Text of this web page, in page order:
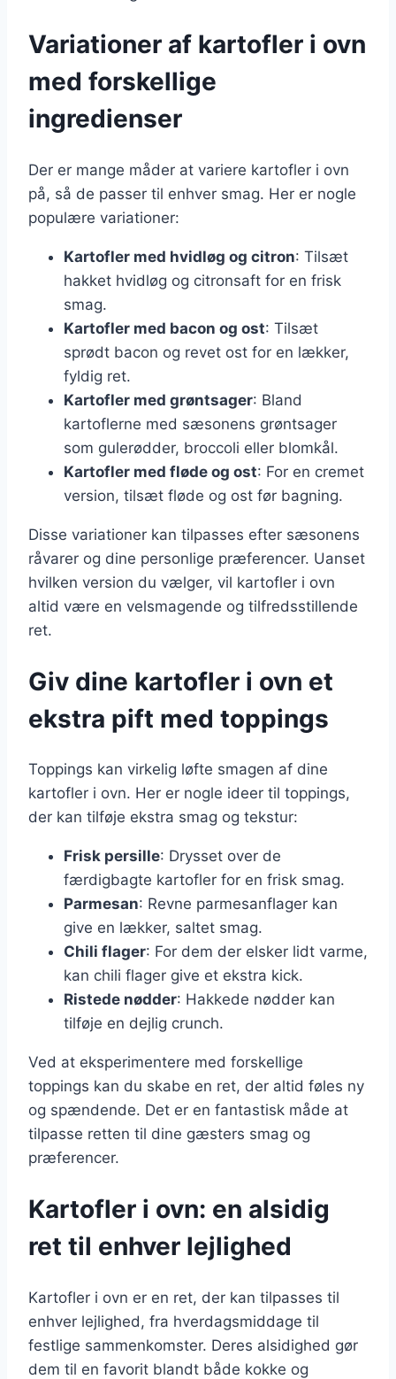
Variationer af kartofler i ovn
med forskellige
ingredienser
Der er mange måder at variere kartofler i ovn
på, så de passer til enhver smag. Her er nogle
populære variationer:
Kartofler med hvidløg og citron: Tilsæt
hakket hvidløg og citronsaft for en frisk
smag.
Kartofler med bacon og ost: Tilsæt
sprødt bacon og revet ost for en lækker,
fyldig ret.
Kartofler med grøntsager: Bland
kartoflerne med sæsonens grøntsager
som gulerødder, broccoli eller blomkål.
Kartofler med fløde og ost: For en cremet
version, tilsæt fløde og ost før bagning.
Disse variationer kan tilpasses efter sæsonens
råvarer og dine personlige præferencer. Uanset
hvilken version du vælger, vil kartofler i ovn
altid være en velsmagende og tilfredsstillende
ret.
Giv dine kartofler i ovn et
ekstra pift med toppings
Toppings kan virkelig løfte smagen af dine
kartofler i ovn. Her er nogle ideer til toppings,
der kan tilføje ekstra smag og tekstur:
Frisk persille: Drysset over de
færdigbagte kartofler for en frisk smag.
Parmesan: Revne parmesanflager kan
give en lækker, saltet smag.
Chili flager: For dem der elsker lidt varme,
kan chili flager give et ekstra kick.
Ristede nødder: Hakkede nødder kan
tilføje en dejlig crunch.
Ved at eksperimentere med forskellige
toppings kan du skabe en ret, der altid føles ny
og spændende. Det er en fantastisk måde at
tilpasse retten til dine gæsters smag og
præferencer.
Kartofler i ovn: en alsidig
ret til enhver lejlighed
Kartofler i ovn er en ret, der kan tilpasses til
enhver lejlighed, fra hverdagsmiddage til
festlige sammenkomster. Deres alsidighed gør
dem til en favorit blandt både kokke og